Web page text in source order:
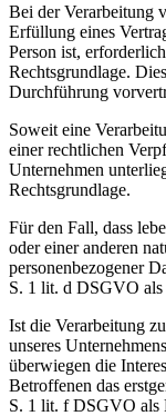
Bei der Verarbeitung
Erfüllung eines
Person ist,
Rechtsgrundlage.
Durchführung
Soweit eine
einer rechtlichen
Unternehmen
Rechtsgrundlage.
Für den Fall, dass
oder einer anderen
personenbezogener
S. 1 lit. d DSGVO als
Ist die Verarbeitung
unseres
überwiegen die
Betroffenen das
S. 1 lit. f DSGVO als